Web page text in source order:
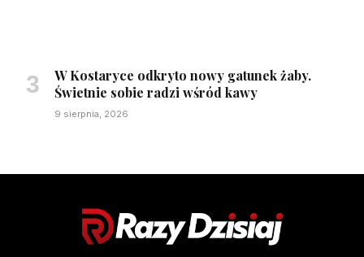
W Kostaryce odkryto nowy gatunek żaby.
Świetnie sobie radzi wśród kawy
9 sierpnia, 2026